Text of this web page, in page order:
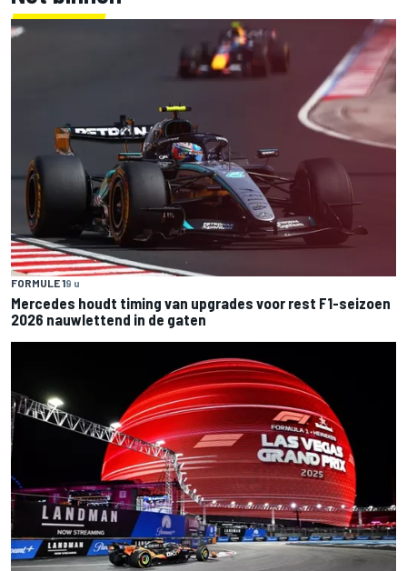
FORMULE 19 u
Mercedes houdt timing van upgrades voor rest F1-seizoen
2026 nauwlettend in de gaten